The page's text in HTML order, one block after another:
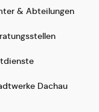
& Abteilungen
Dachau